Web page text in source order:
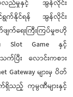
လည်မှုနှင့် အွန်လိုင်း
င်ရွက်နိုင်ရန် အွန်လိုင်း
က်ရေးကြီးကြပ်မှုဗဟို
Slot Game နှင့်
သက်ပြီး လောင်းကစား
Gateway များမှ ပိတ်
ရှိသည့် ကုမ္ပဏီများနှင့်